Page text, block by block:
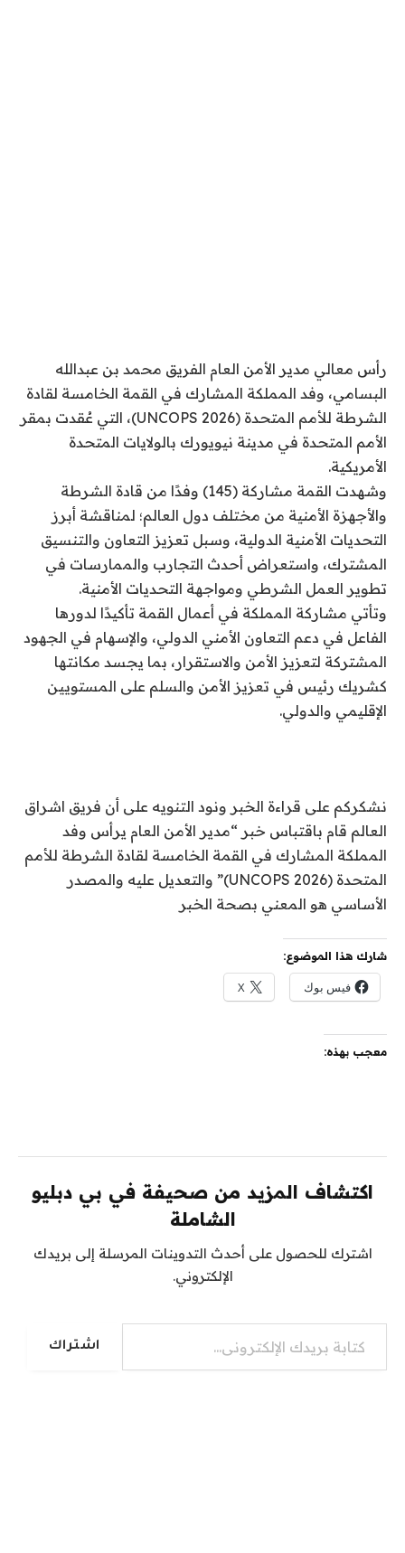
رأس معالي مدير الأمن العام الفريق محمد بن عبدالله
البسامي، وفد المملكة المشارك في القمة الخامسة لقادة
الشرطة للأمم المتحدة (UNCOPS 2026)، التي عُقدت بمقر
الأمم المتحدة في مدينة نيويورك بالولايات المتحدة
الأمريكية.
وشهدت القمة مشاركة (145) وفدًا من قادة الشرطة
والأجهزة الأمنية من مختلف دول العالم؛ لمناقشة أبرز
التحديات الأمنية الدولية، وسبل تعزيز التعاون والتنسيق
المشترك، واستعراض أحدث التجارب والممارسات في
تطوير العمل الشرطي ومواجهة التحديات الأمنية.
وتأتي مشاركة المملكة في أعمال القمة تأكيدًا لدورها
الفاعل في دعم التعاون الأمني الدولي، والإسهام في الجهود
المشتركة لتعزيز الأمن والاستقرار، بما يجسد مكانتها
كشريك رئيس في تعزيز الأمن والسلم على المستويين
الإقليمي والدولي.
نشكركم على قراءة الخبر ونود التنويه على أن فريق اشراق
العالم قام باقتباس خبر “مدير الأمن العام يرأس وفد
المملكة المشارك في القمة الخامسة لقادة الشرطة للأمم
المتحدة (UNCOPS 2026)” والتعديل عليه والمصدر
الأساسي هو المعني بصحة الخبر
شارك هذا الموضوع:
فيس بوك X
معجب بهذه:
اكتشاف المزيد من صحيفة في بي دبليو
الشاملة
اشترك للحصول على أحدث التدوينات المرسلة إلى بريدك
الإلكتروني.
كتابة بريدك الإلكتروني...
اشتراك